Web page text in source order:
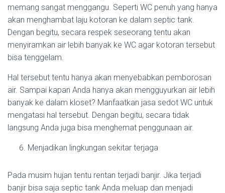
memang sangat menggangu. Seperti WC penuh yang hanya
akan menghambat laju kotoran ke dalam septic tank.
Dengan begitu, secara respek seseorang tentu akan
menyiramkan air lebih banyak ke WC agar kotoran tersebut
bisa tenggelam.
Hal tersebut tentu hanya akan menyebabkan pemborosan
air. Sampai kapan Anda hanya akan mengguyurkan air lebih
banyak ke dalam kloset? Manfaatkan jasa sedot WC untuk
mengatasi hal tersebut. Dengan begitu, secara tidak
langsung Anda juga bisa menghemat penggunaan air.
Menjadikan lingkungan sekitar terjaga
Pada musim hujan tentu rentan terjadi banjir. Jika terjadi
banjir bisa saja septic tank Anda meluap dan menjadi